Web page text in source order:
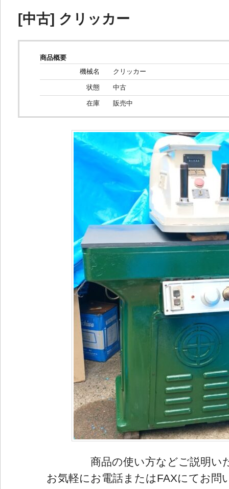
[中古] クリッカー
商品概要
機械名
クリッカー
状態 中古
在庫 販売中
商品の使い方などご説明い
お気軽にお電話またはFAXにてお問